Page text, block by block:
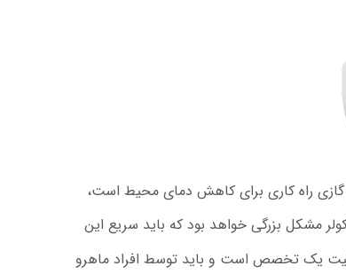
گازی راه کاری برای کاهش دمای محیط است،
مشکل بزرگی خواهد بود که باید سریع این
یک تخصص است و باید توسط افراد ماهرو